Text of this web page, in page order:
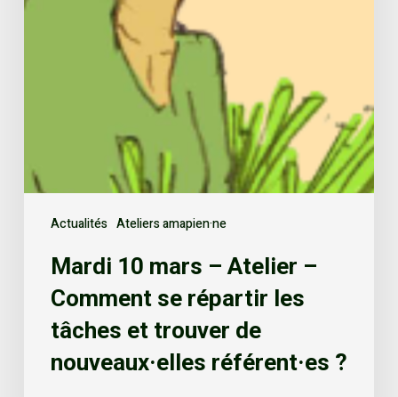
Actualités Ateliers amapien·ne
Mardi 10 mars – Atelier –
Comment se répartir les
tâches et trouver de
nouveaux·elles référent·es ?